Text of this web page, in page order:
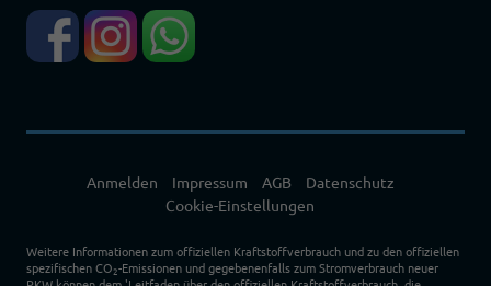
Anmelden Impressum AGB
Datenschutz
Cookie-Einstellungen
Weitere Informationen zum offiziellen Kraftstoffverbrauch und zu den offiziellen
spezifischen CO2-Emissionen und gegebenenfalls zum Stromverbrauch neuer